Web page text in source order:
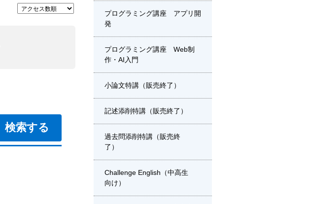
プログラミング講座 アプリ開
発
プログラミング講座 Web制
作・AI入門
小論文特講（販売終了）
記述添削特講（販売終了）
過去問添削特講（販売終
了）
Challenge English（中高生
向け）